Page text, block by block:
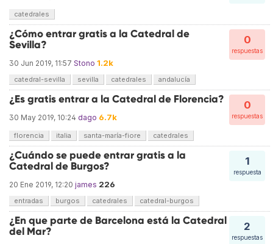
catedrales
0
respuestas
¿Cómo entrar gratis a la Catedral de
Sevilla?
30 Jun 2019, 11:57 Stono 1.2k
catedral-sevilla sevilla catedrales andalucía
0
respuestas
¿Es gratis entrar a la Catedral de Florencia?
30 May 2019, 10:24 dago 6.7k
florencia italia santa-maría-fiore catedrales
1
respuesta
¿Cuándo se puede entrar gratis a la
Catedral de Burgos?
20 Ene 2019, 12:20 james 226
entradas burgos catedrales catedral-burgos
2
respuestas
¿En que parte de Barcelona está la Catedral
del Mar?